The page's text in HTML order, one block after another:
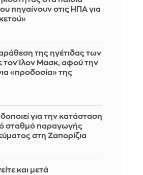
πηγαίνουν στις ΗΠΑ για
της ηγέτιδας των
τον Ίλον Μασκ, αφού την
«προδοσία» της
για την κατάσταση
σταθμό παραγωγής
στη Ζαπορίζια
και μετά